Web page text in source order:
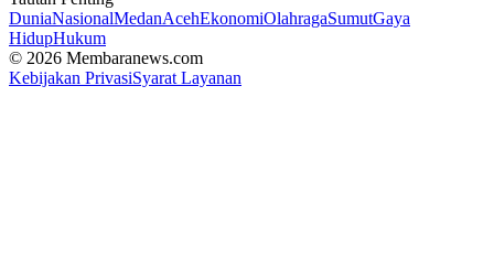
DuniaNasionalMedanAcehEkonomiOlahragaSumutGaya
HidupHukum
© 2026 Membaranews.com
Kebijakan PrivasiSyarat Layanan